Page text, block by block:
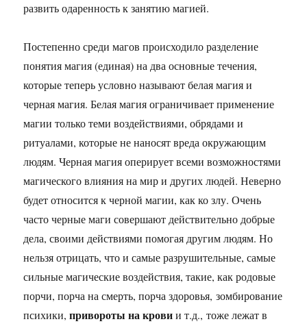
развить одаренность к занятию магией.
Постепенно среди магов происходило разделение
понятия магия (единая) на два основные течения,
которые теперь условно называют белая магия и
черная магия. Белая магия ограничивает применение
магии только теми воздействиями, обрядами и
ритуалами, которые не наносят вреда окружающим
людям. Черная магия оперирует всеми возможностями
магического влияния на мир и других людей. Неверно
будет относится к черной магии, как ко злу. Очень
часто черные маги совершают действительно добрые
дела, своими действиями помогая другим людям. Но
нельзя отрицать, что и самые разрушительные, самые
сильные магические воздействия, такие, как родовые
порчи, порча на смерть, порча здоровья, зомбирование
психики,привороты на кровии т.д., тоже лежат в